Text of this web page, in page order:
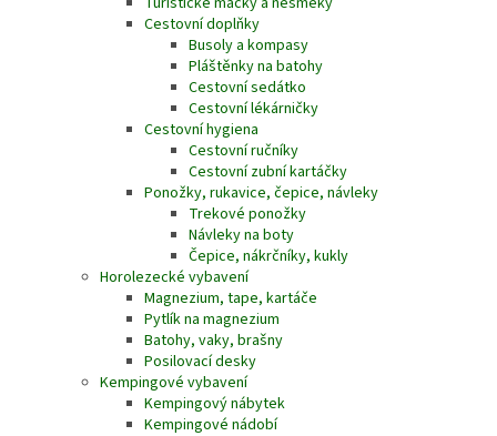
Cestovní doplňky
Busoly a kompasy
Pláštěnky na batohy
Cestovní sedátko
Cestovní lékárničky
Cestovní hygiena
Cestovní ručníky
Cestovní zubní kartáčky
Ponožky, rukavice, čepice, návleky
Trekové ponožky
Návleky na boty
Čepice, nákrčníky, kukly
Horolezecké vybavení
Magnezium, tape, kartáče
Pytlík na magnezium
Batohy, vaky, brašny
Posilovací desky
Kempingové vybavení
Kempingový nábytek
Kempingové nádobí